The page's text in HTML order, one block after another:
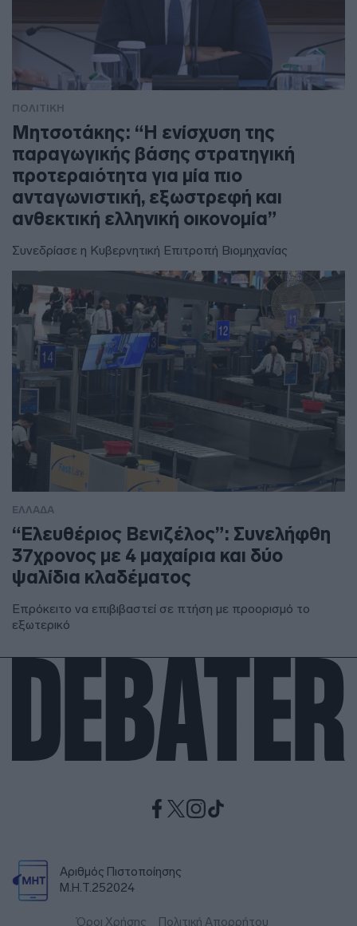
ΠΟΛΙΤΙΚΗ
Μητσοτάκης: “Η ενίσχυση της
παραγωγικής βάσης στρατηγική
προτεραιότητα για μία πιο
ανταγωνιστική, εξωστρεφή και
ανθεκτική ελληνική οικονομία”
Συνεδρίασε η Κυβερνητική Επιτροπή Βιομηχανίας
ΕΛΛΑΔΑ
“Ελευθέριος Βενιζέλος”: Συνελήφθη
37χρονος με 4 μαχαίρια και δύο
ψαλίδια κλαδέματος
Επρόκειτο να επιβιβαστεί σε πτήση με προορισμό το
εξωτερικό
Αριθμός Πιστοποίησης
Μ.Η.Τ.252024
Όροι Χρήσης Πολιτική Απορρήτου